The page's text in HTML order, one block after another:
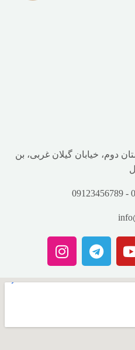
دوم، خیابان گیلان غربی، بن